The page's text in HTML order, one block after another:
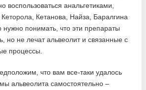
воспользоваться анальгетиками,
Кетанова, Найза, Баралгина
нужно понимать, что эти препараты
но не лечат альвеолит и связанные с
процессы.
что вам все-таки удалось
альвеолита самостоятельно –